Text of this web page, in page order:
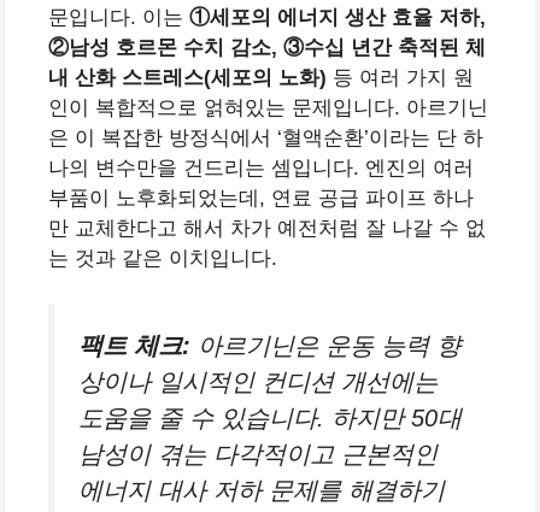
문입니다. 이는 ①세포의 에너지 생산 효율 저하,
②남성 호르몬 수치 감소, ③수십 년간 축적된 체
내 산화 스트레스(세포의 노화) 등 여러 가지 원
인이 복합적으로 얽혀있는 문제입니다. 아르기닌
은 이 복잡한 방정식에서 ‘혈액순환’이라는 단 하
나의 변수만을 건드리는 셈입니다. 엔진의 여러
부품이 노후화되었는데, 연료 공급 파이프 하나
만 교체한다고 해서 차가 예전처럼 잘 나갈 수 없
는 것과 같은 이치입니다.
팩트 체크: 아르기닌은 운동 능력 향
상이나 일시적인 컨디션 개선에는
도움을 줄 수 있습니다. 하지만 50대
남성이 겪는 다각적이고 근본적인
에너지 대사 저하 문제를 해결하기